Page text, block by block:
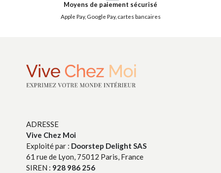
Moyens de paiement sécurisé
Apple Pay, Google Pay, cartes bancaires
ADRESSE
Vive Chez Moi
Exploité par : Doorstep Delight SAS
61 rue de Lyon, 75012 Paris, France
SIREN : 928 986 256